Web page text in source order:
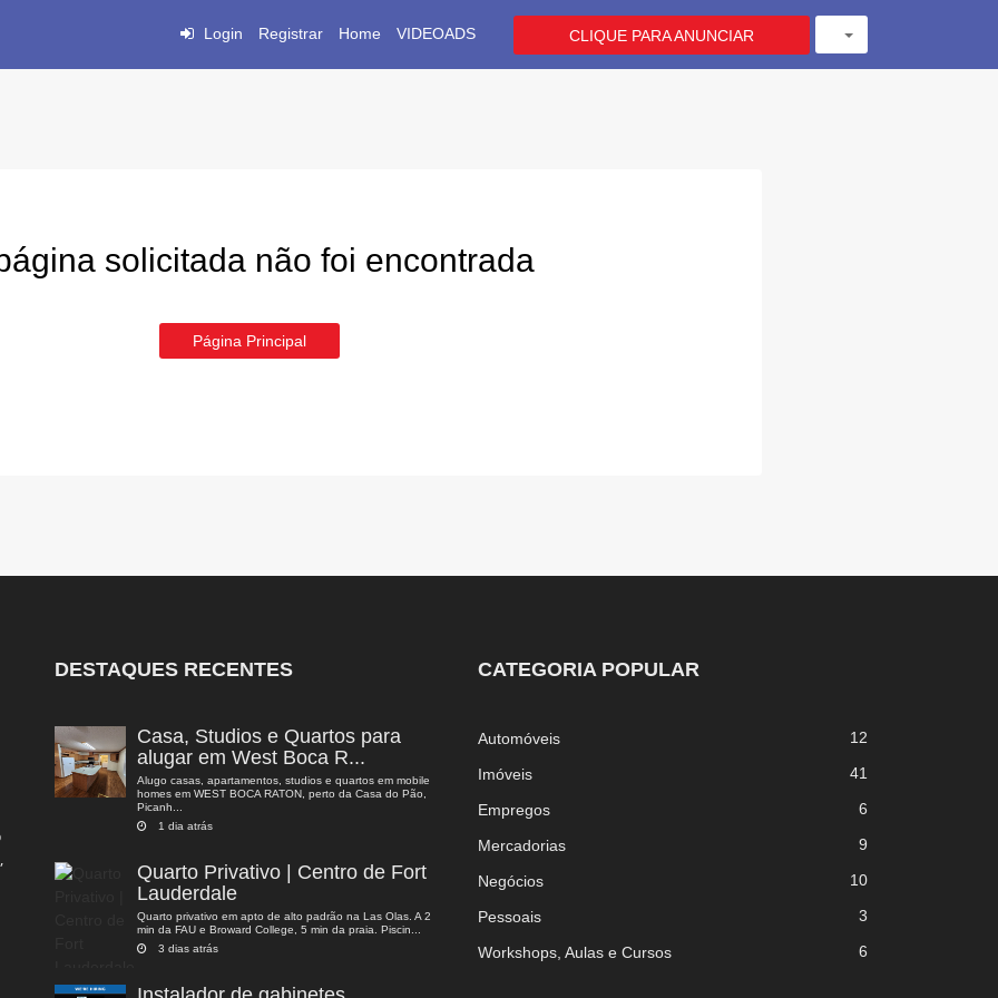
Login Registrar Home VIDEOADS CLIQUE PARA ANUNCIAR
solicitada não foi encontrada
Página Principal
DESTAQUES RECENTES
Casa, Studios e Quartos para
alugar em West Boca R...
Alugo casas, apartamentos, studios e quartos em mobile
homes em WEST BOCA RATON, perto da Casa do Pão,
Picanh...
1 dia atrás
Quarto Privativo | Centro de Fort
Lauderdale
Quarto privativo em apto de alto padrão na Las Olas. A 2
min da FAU e Broward College, 5 min da praia. Piscin...
3 dias atrás
CATEGORIA POPULAR
Automóveis 12
Imóveis 41
Empregos 6
Mercadorias 9
Negócios 10
Pessoais 3
Workshops, Aulas e Cursos 6